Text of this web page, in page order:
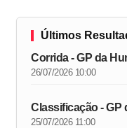
Últimos
Corrida - GP da
26/07/2026 10:00
Classificação - GP
25/07/2026 11:00